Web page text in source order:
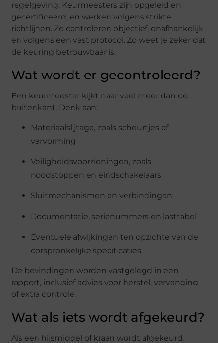
regelgeving. Keurmeesters zijn opgeleid en
gecertificeerd, en werken volgens strikte
richtlijnen. Ze controleren objectief, onafhankelijk
en volgens een vast protocol. Zo weet je zeker dat
de keuring betrouwbaar is.
Wat wordt er gecontroleerd?
Een keurmeester kijkt naar veel meer dan de
buitenkant. Denk aan:
Materiaalslijtage, zoals scheurtjes of
vervorming
Veiligheidsvoorzieningen, zoals
noodstoppen en eindschakelaars
Sluitmechanismen en verbindingen
Documentatie, serienummers en lasttabel
Eventuele afwijkingen ten opzichte van de
oorspronkelijke specificaties
De bevindingen worden vastgelegd in een
rapport, inclusief advies voor herstel, vervanging
of extra controle.
Wat als iets wordt afgekeurd?
Als een hijsmiddel of kraan wordt afgekeurd,